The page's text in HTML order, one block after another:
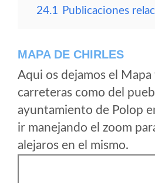
24.1 Publicaciones
MAPA DE CHIRLES
Aqui os dejamos el
carreteras como del
ayuntamiento de Polop
ir manejando el zoom
alejaros en el mismo.